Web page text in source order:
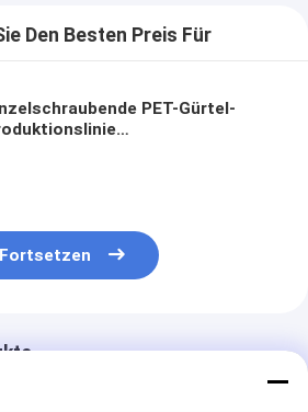
Den Besten Preis Für
PET-Gürtel-
Fortsetzen